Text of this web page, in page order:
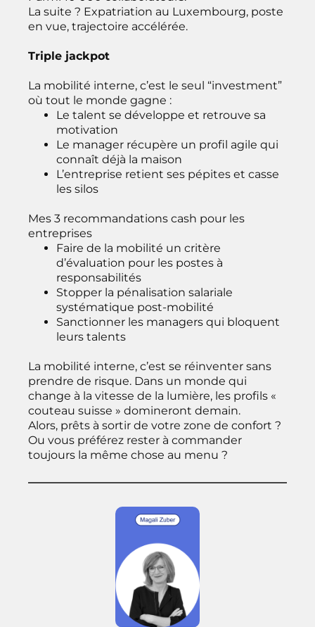
La suite ? Expatriation au Luxembourg, poste
en vue, trajectoire accélérée.
Triple jackpot
La mobilité interne, c’est le seul “investment”
où tout le monde gagne :
Le talent se développe et retrouve sa
motivation
Le manager récupère un profil agile qui
connaît déjà la maison
L’entreprise retient ses pépites et casse
les silos
Mes 3 recommandations cash pour les
entreprises
Faire de la mobilité un critère
d’évaluation pour les postes à
responsabilités
Stopper la pénalisation salariale
systématique post-mobilité
Sanctionner les managers qui bloquent
leurs talents
La mobilité interne, c’est se réinventer sans
prendre de risque. Dans un monde qui
change à la vitesse de la lumière, les profils «
couteau suisse » domineront demain.
Alors, prêts à sortir de votre zone de confort ?
Ou vous préférez rester à commander
toujours la même chose au menu ?